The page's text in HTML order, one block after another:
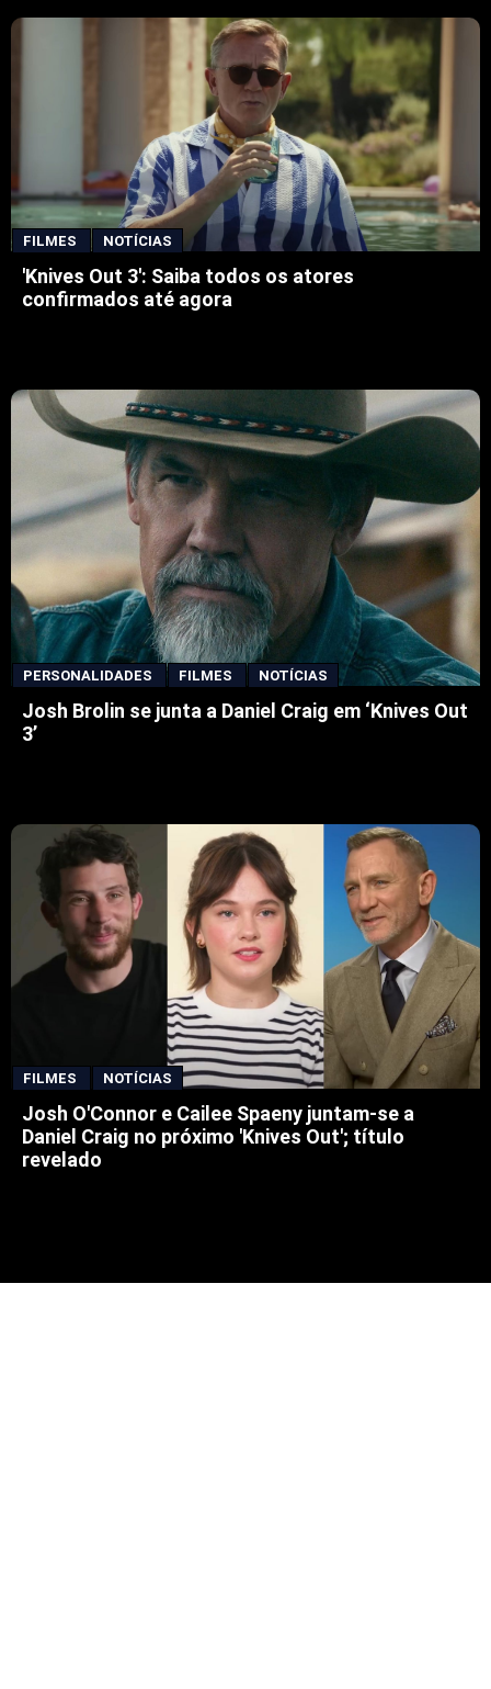
FILMES NOTÍCIAS
'Knives Out 3': Saiba todos os atores
confirmados até agora
PERSONALIDADES FILMES NOTÍCIAS
Josh Brolin se junta a Daniel Craig em ‘Knives Out
3’
FILMES NOTÍCIAS
Josh O'Connor e Cailee Spaeny juntam-se a
Daniel Craig no próximo 'Knives Out'; título
revelado